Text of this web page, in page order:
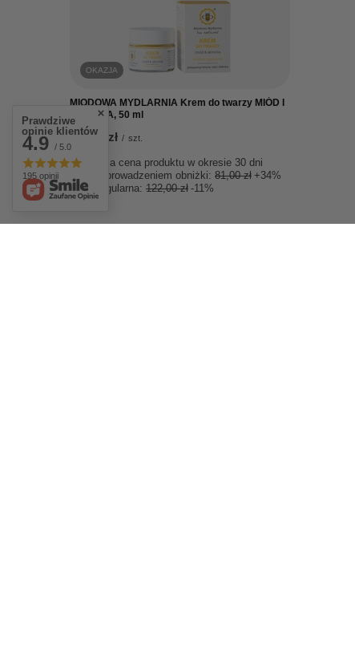
OKAZJA
MIODOWA MYDLARNIA Krem do twarzy MIÓD I
AKMELIA, 50 ml
109,00 zł / szt.
Najniższa cena produktu w okresie 30 dni
przed wprowadzeniem obniżki: 81,00 zł +34%
Cena regularna: 122,00 zł -11%
Prawdziwe
opinie klientów
4.9 / 5.0
195 opinii